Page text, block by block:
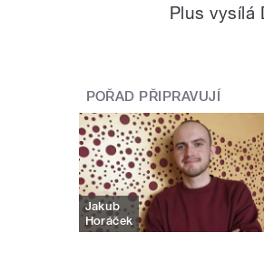
Plus vysílá
POŘAD PŘIPRAVUJÍ
Jakub
Horáček